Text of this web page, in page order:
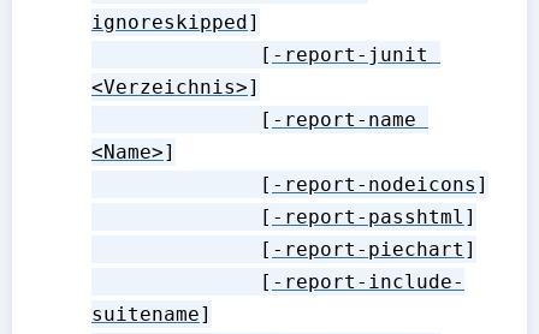
ignoreskipped]
              [
-report-junit
<Verzeichnis>]
              [
-report-name
<Name>]
              [
-report-nodeicons ]
              [
-report-passhtml ]
              [
-report-piechart ]
              [
-report-include-
suitename]